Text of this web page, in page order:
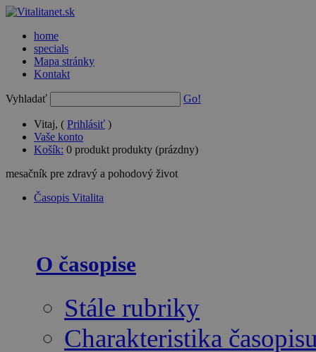
home
specials
Mapa stránky
Kontakt
Vyhladať Go!
Vitaj, ( Prihlásiť )
Vaše konto
Košík: 0 produkt produkty (prázdny)
mesačník pre zdravý a pohodový život
Časopis Vitalita
O časopise
Stále rubriky
Charakteristika